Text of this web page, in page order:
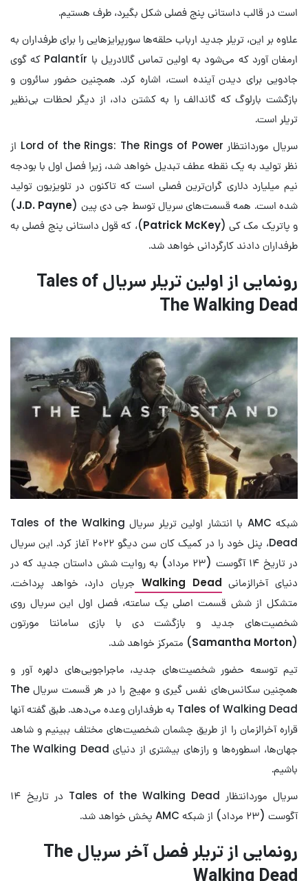
است در قالب داستانی پنج فصلی شکل بگیرد، طرف هستیم.
علاوه بر این، تریلر جدید ارباب حلقه‌ها سورپرایزهایی را برای طرفداران به
ارمغان آورد که می‌شود به اولین تماس گالادریل با Palantír که گوی
جادویی برای دیدن آینده است، اشاره کرد. همچنین حضور سائرون و
بازگشت بارلوگ که گاندالف را به کشتن داد، از دیگر لحظات بی‌نظیر
تریلر است.
سریال موردانتظار Lord of the Rings: The Rings of Power از
نظر تولید به یک نقطه عطف تبدیل خواهد شد، زیرا فصل اول با بودجه
نیم میلیارد دلاری گران‌ترین فصلی است که تاکنون در تلویزیون تولید
شده است. همه قسمت‌های سریال توسط جی دی پین (J.D. Payne
)
و پاتریک مک کی (Patrick McKey)، که قول داستانی پنج فصلی به
طرفداران دادند کارگردانی خواهد شد.
رونمایی از اولین تریلر سریال Tales of
The Walking Dead
شبکه AMC با انتشار اولین تریلر سریال Tales of the Walking
Dead، پنل خود را در کمیک کان سن دیگو ۲۰۲۲ آغاز کرد. این سریال
در تاریخ ۱۴ آگوست (۲۳ مرداد) به روایت شش داستان جدید که در
دنیای آخرالزمانی Walking Dead جریان دارد، خواهد پرداخت.
متشکل از شش قسمت اصلی یک ساعته، فصل اول این سریال روی
شخصیت‌های جدید و بازگشت دی با بازی سامانتا مورتون
(
Samantha Morton) متمرکز خواهد شد.
تیم توسعه حضور شخصیت‌های جدید، ماجراجویی‌های دلهره آور و
همچنین سکانس‌های نفس گیری و مهیج را در هر قسمت سریال The
Tales of Walking Dead به طرفداران وعده می‌دهد. طبق گفته آنها
قراره آخرالزمان را از طریق چشمان شخصیت‌های مختلف ببینیم و شاهد
جهان‌ها، اسطوره‌ها و رازهای بیشتری از دنیای The Walking Dead
باشیم.
سریال موردانتظار Tales of the Walking Dead در تاریخ ۱۴
آگوست (۲۳ مرداد) از شبکه AMC پخش خواهد شد.
رونمایی از تریلر فصل آخر سریال The
Walking Dead